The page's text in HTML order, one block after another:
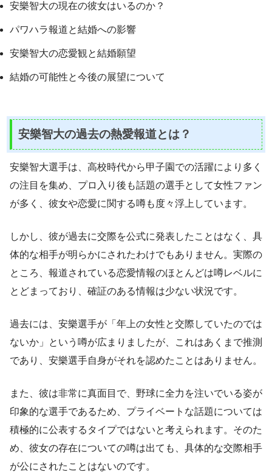
安樂智大の現在の彼女はいるのか？
パワハラ報道と結婚への影響
安樂智大の恋愛観と結婚願望
結婚の可能性と今後の展望について
安樂智大の過去の熱愛報道とは？
安樂智大選手は、高校時代から甲子園での活躍により多く
の注目を集め、プロ入り後も話題の選手として女性ファン
が多く、彼女や恋愛に関する噂も度々浮上しています。
しかし、彼が過去に交際を公式に発表したことはなく、具
体的な相手が明らかにされたわけでもありません。実際の
ところ、報道されている恋愛情報のほとんどは噂レベルに
とどまっており、確証のある情報は少ない状況です。
過去には、安樂選手が「年上の女性と交際していたのでは
ないか」という噂が広まりましたが、これはあくまで推測
であり、安樂選手自身がそれを認めたことはありません。
また、彼は非常に真面目で、野球に全力を注いでいる姿が
印象的な選手であるため、プライベートな話題については
積極的に公表するタイプではないと考えられます。そのた
め、彼女の存在についての噂は出ても、具体的な交際相手
が公にされたことはないのです。